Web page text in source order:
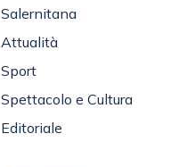
Salernitana
Attualità
Sport
Spettacolo e Cultura
Editoriale